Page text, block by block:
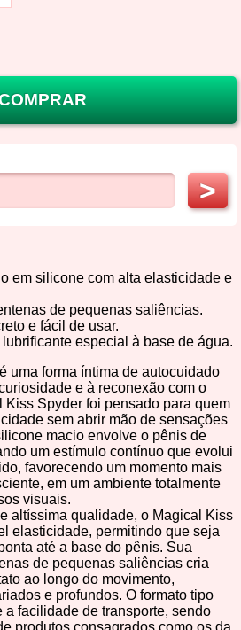
>
em silicone com alta elasticidade e
de pequenas saliências.
e fácil de usar.
especial à base de água.
uma forma íntima de autocuidado
e à reconexão com o
Kiss Spyder foi pensado para quem
sem abrir mão de sensações
macio envolve o pênis de
um estímulo contínuo que evolui
favorecendo um momento mais
em um ambiente totalmente
visuais.
altíssima qualidade, o Magical Kiss
elasticidade, permitindo que seja
até a base do pênis. Sua
de pequenas saliências cria
ao longo do movimento,
e profundos. O formato tipo
a facilidade de transporte, sendo
produtos consagrados como os da